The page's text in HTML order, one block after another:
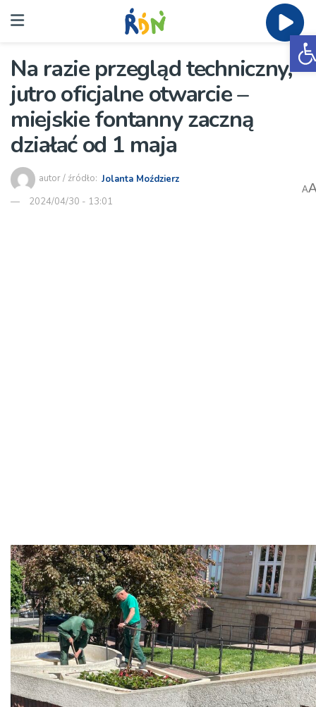
Na razie przegląd techniczny,
jutro oficjalne otwarcie –
miejskie fontanny zaczną
działać od 1 maja
autor / źródło: Jolanta Moździerz
2024/04/30 - 13:01
A